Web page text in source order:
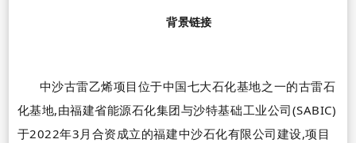
背景链接
中沙古雷乙烯项目位于中国七大石化基地之一的古雷石
化基地,由福建省能源石化集团与沙特基础工业公司(SABIC)
于2022年3月合资成立的福建中沙石化有限公司建设,项目